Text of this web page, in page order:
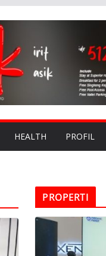
HEALTH PROFIL
PROPERTI